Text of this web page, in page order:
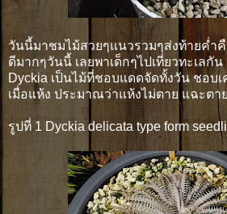
วันนี้มาชมไม้สวยๆแนวรวมๆส่งท้ายค่ำ
ดีมากๆวันนี้ เลยพาเด็กๆไปเที่ยวทะเลกัน
Dyckia เป็นไม้ที่ชอบแดดจัดทั้งวัน ชอบ
เมื่อแห้ง ประมาณว่าแห้งไม่ตาย แฉะตา
รูปที่ 1 Dyckia delicata type form